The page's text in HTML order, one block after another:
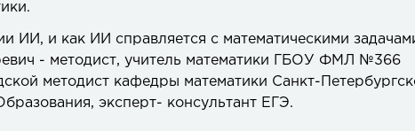
ИИ, и как ИИ справляется с математическими
- методист, учитель математики ГБОУ ФМЛ №366
методист кафедры математики Санкт-
эксперт- консультант ЕГЭ.